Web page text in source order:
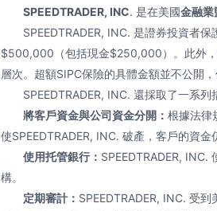
SPEEDTRADER, INC. 是在美國金融業
SPEEDTRADER, INC. 是證券投資者保
$500,000（包括現金$250,000）。此外，
層次。超額SIPC保險的具體金額並不公開
SPEEDTRADER, INC. 還採取了一系列
將客戶資金與公司資金分開： 根據法律
使SPEEDTRADER, INC. 破產，客戶的資金
使用托管銀行： SPEEDTRADER, INC.
構。
定期審計： SPEEDTRADER, INC. 受